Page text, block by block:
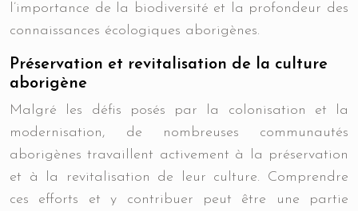
l’importance de la biodiversité et la profondeur des
connaissances écologiques aborigènes.
Préservation et revitalisation de la culture
aborigène
Malgré les défis posés par la colonisation et la
modernisation, de nombreuses communautés
aborigènes travaillent activement à la préservation
et à la revitalisation de leur culture. Comprendre
ces efforts et y contribuer peut être une partie